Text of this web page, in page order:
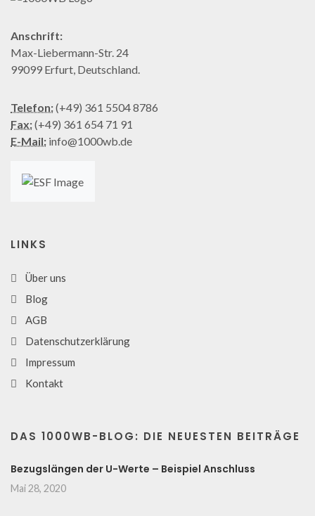
Anschrift:
Max-Liebermann-Str. 24
99099 Erfurt, Deutschland.
Telefon:(+49) 361 5504 8786
Fax:(+49) 361 654 71 91
E-Mail: info@1000wb.de
LINKS
Über uns
Blog
AGB
Datenschutzerklärung
Impressum
Kontakt
DAS 1000WB-BLOG: DIE NEUESTEN BEITRÄGE
Bezugslängen der U-Werte – Beispiel Anschluss
Mai 28, 2020